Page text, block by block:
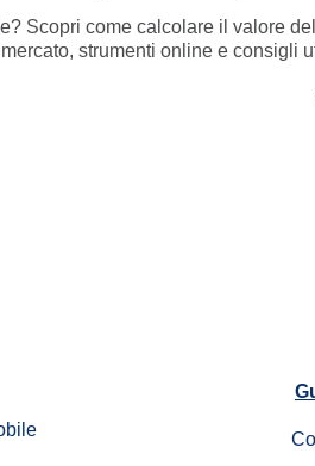
Scopri come calcolare il valore
strumenti online e consigli